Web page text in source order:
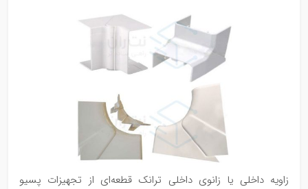
زاویه داخلی یا زانوی داخلی ترانک قطعه‌ای از تجهیزات پسیو